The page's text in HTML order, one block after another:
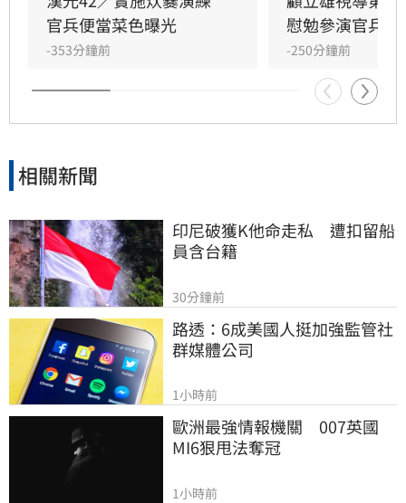
官兵便當菜色曝光
-353分鐘前
慰勉參演官兵辛
-250分鐘前
相關新聞
印尼破獲K他命走私　遭扣留船
員含台籍
30分鐘前
路透：6成美國人挺加強監管社
群媒體公司
1小時前
歐洲最強情報機關　007英國
MI6狠甩法奪冠
1小時前